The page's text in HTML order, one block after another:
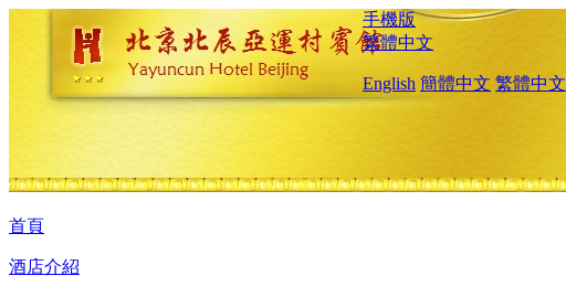
手機版
繁體中文
English 簡體中文 繁體中文
首頁
酒店介紹